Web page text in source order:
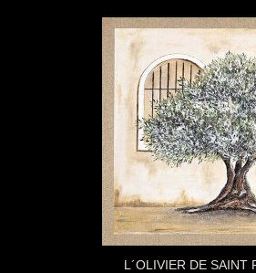
L´OLIVIER DE SAINT